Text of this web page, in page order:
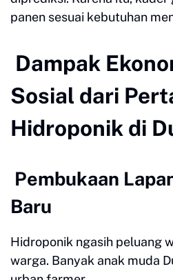
panen sesuai kebutuhan
Dampak
Sosial dari
Hidroponik di
Pembukaan
Baru
Hidroponik ngasih peluang
warga. Banyak anak muda